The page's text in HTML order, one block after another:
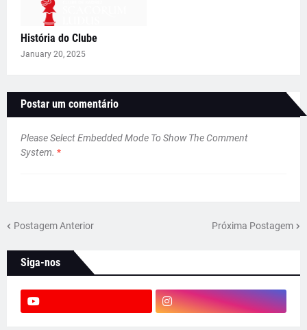
História do Clube
January 20, 2025
Postar um comentário
Please Select Embedded Mode To Show The Comment
System. *
Postagem Anterior Próxima Postagem
Siga-nos